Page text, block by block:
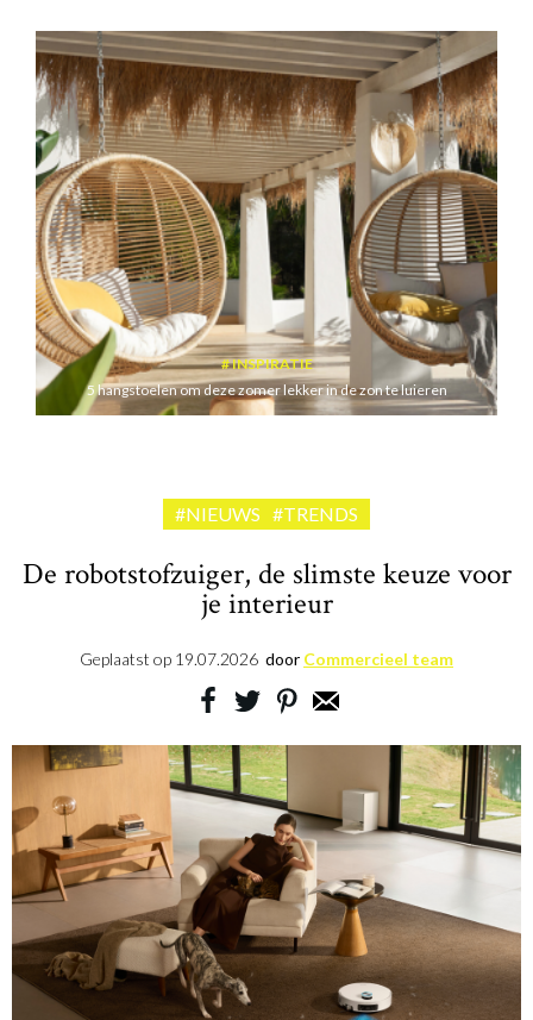
INSPIRATIE
5 hangstoelen om deze zomer lekker in de zon te luieren
#NIEUWS #TRENDS
De robotstofzuiger, de slimste keuze voor
je interieur
Geplaatst op 19.07.2026 door Commercieel team